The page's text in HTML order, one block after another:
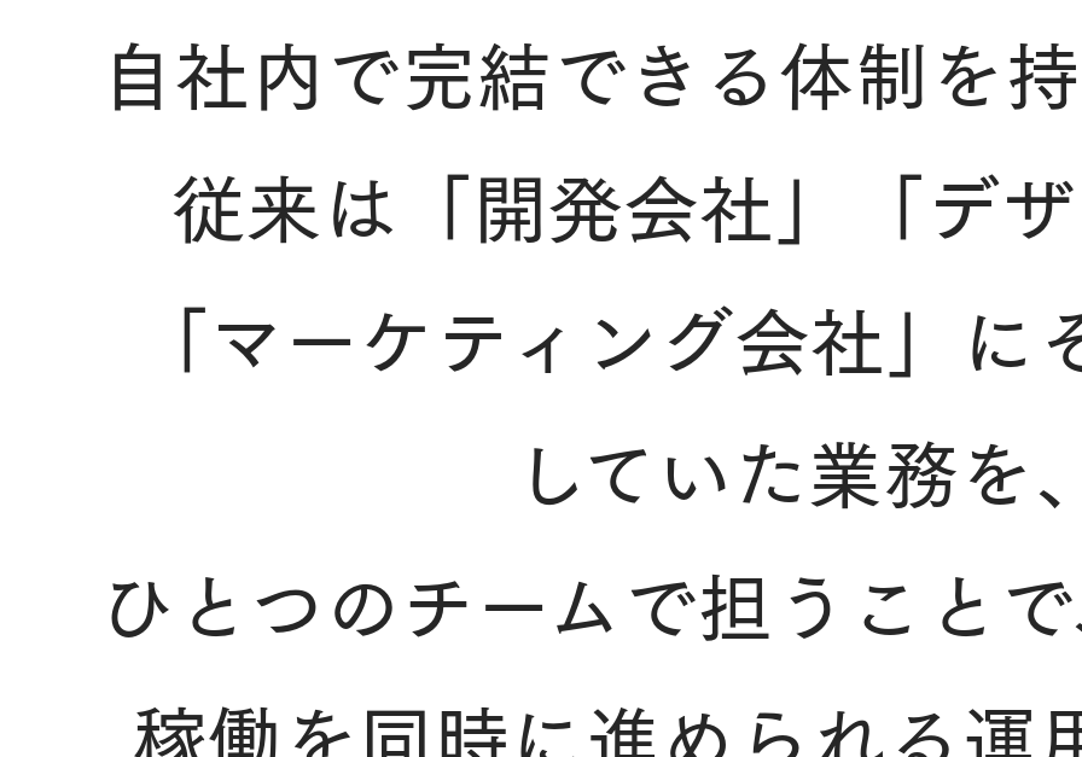
自社内で完結できる体制を
従来は「開発会社」「デ
「マーケティング会社」に
していた業務を
ひとつのチームで担うこと
稼働を同時に進められる運